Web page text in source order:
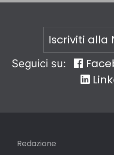
Iscriviti alla
Seguici su:
Redazione